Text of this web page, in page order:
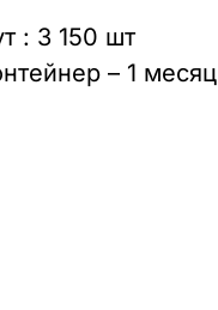
: 3 150 шт
– 1 месяц